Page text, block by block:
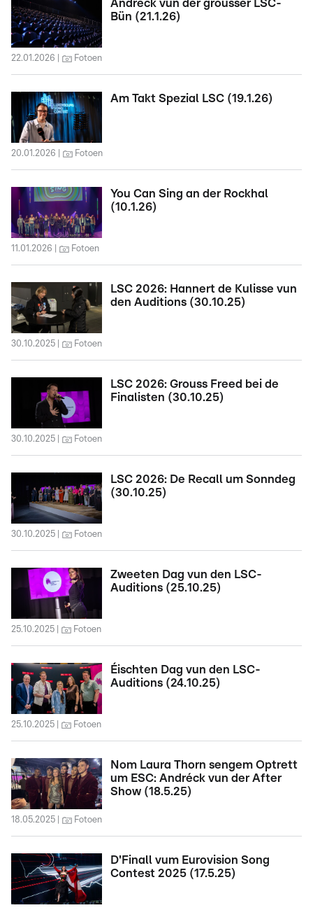
Andréck vun der grousser LSC-
Bün (21.1.26)
22.01.2026 Fotoen
Am Takt Spezial LSC (19.1.26)
20.01.2026 Fotoen
You Can Sing an der Rockhal
(10.1.26)
11.01.2026 Fotoen
LSC 2026: Hannert de Kulisse vun
den Auditions (30.10.25)
30.10.2025 Fotoen
LSC 2026: Grouss Freed bei de
Finalisten (30.10.25)
30.10.2025 Fotoen
LSC 2026: De Recall um Sonndeg
(30.10.25)
30.10.2025 Fotoen
Zweeten Dag vun den LSC-
Auditions (25.10.25)
25.10.2025 Fotoen
Éischten Dag vun den LSC-
Auditions (24.10.25)
25.10.2025 Fotoen
Nom Laura Thorn sengem Optrett
um ESC: Andréck vun der After
Show (18.5.25)
18.05.2025 Fotoen
D'Finall vum Eurovision Song
Contest 2025 (17.5.25)